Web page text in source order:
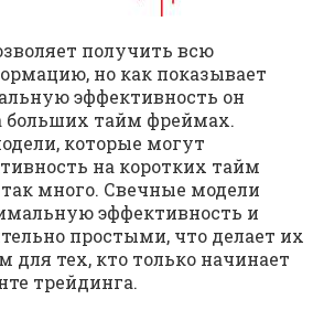
получить всю
но как показывает
эффективность он
больших тайм фреймах.
которые могут
на коротких тайм
много. Свечные модели
эффективность и
простыми, что делает их
тех, кто только начинает
трейдинга.